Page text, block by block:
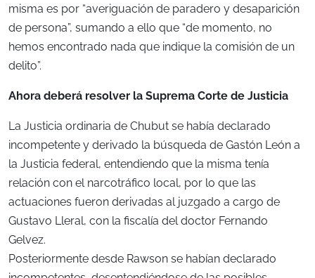
misma es por “averiguación de paradero y desaparición
de persona”, sumando a ello que “de momento, no
hemos encontrado nada que indique la comisión de un
delito”.
Ahora deberá resolver la Suprema Corte de Justicia
La Justicia ordinaria de Chubut se había declarado
incompetente y derivado la búsqueda de Gastón León a
la Justicia federal, entendiendo que la misma tenía
relación con el narcotráfico local, por lo que las
actuaciones fueron derivadas al juzgado a cargo de
Gustavo Lleral, con la fiscalía del doctor Fernando
Gelvez.
Posteriormente desde Rawson se habían declarado